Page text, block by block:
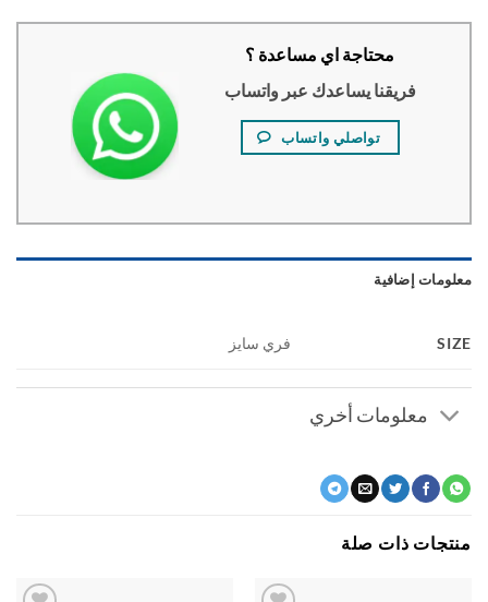
محتاجة اي مساعدة ؟
فريقنا يساعدك عبر واتساب
تواصلي واتساب
إضافية
فري سايز
معلومات أخري
ذات صلة